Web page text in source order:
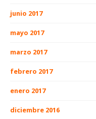
junio 2017
mayo 2017
marzo 2017
febrero 2017
enero 2017
diciembre 2016